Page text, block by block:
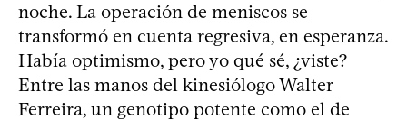
noche. La operación de meniscos se
transformó en cuenta regresiva, en esperanza.
Había optimismo, pero yo qué sé, ¿viste?
Entre las manos del kinesiólogo Walter
Ferreira, un genotipo potente como el de